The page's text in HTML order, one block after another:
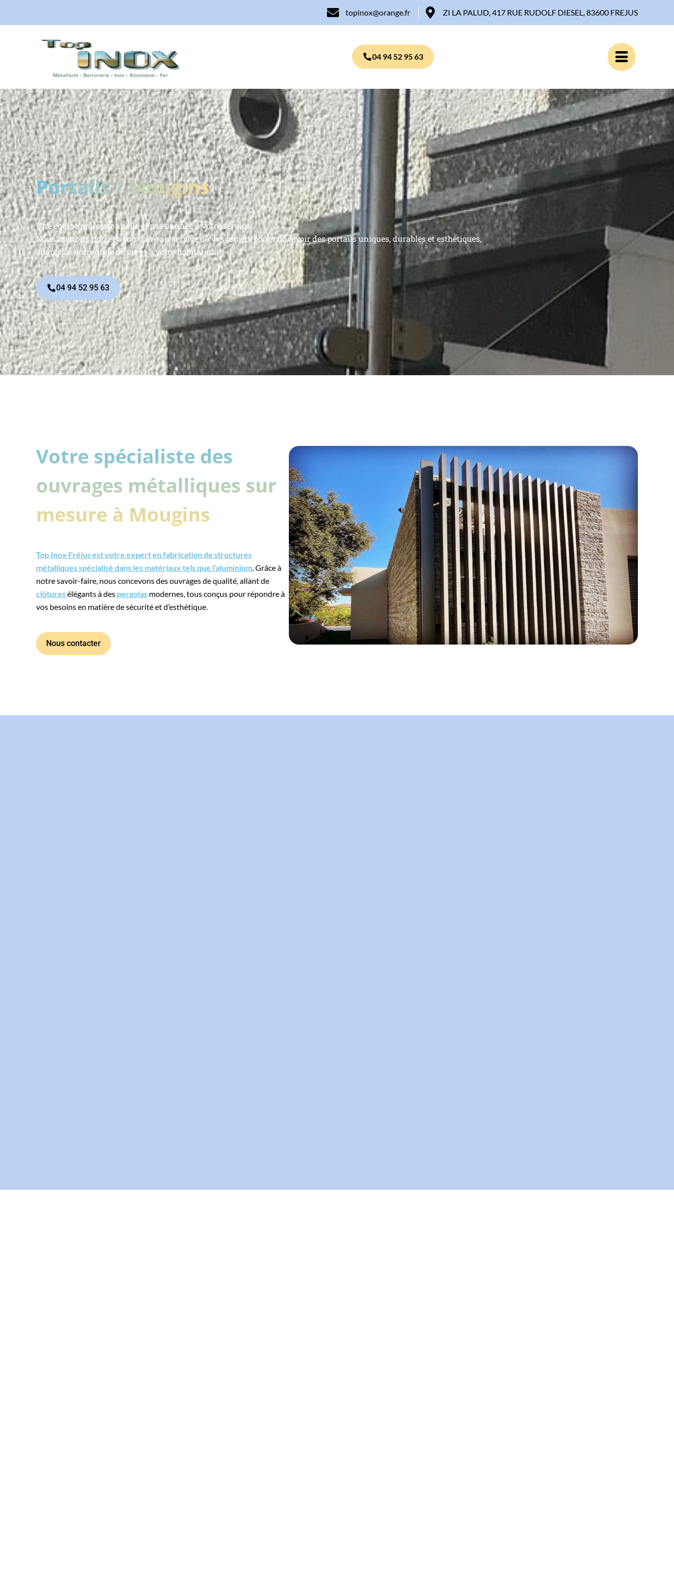
topinox@orange.fr ZI LA PALUD, 417 RUE RUDOLF DIESEL, 83600 FREJUS
04 94 52 95 63
Portails / Mougins
Une équipe professionnelle et passionnée à votre service.
Nous mettons notre savoir-faire au service de vos projets pour concevoir des portails uniques, durables et esthétiques,
adaptés à votre style de vie et à votre habitation.
04 94 52 95 63
Votre spécialiste des
ouvrages métalliques sur
mesure à Mougins
Top Inox Fréjus est votre expert en fabrication de structures
métalliques spécialisé dans les matériaux tels que l’aluminium. Grâce à
notre savoir-faire, nous concevons des ouvrages de qualité, allant de
clôturesélégants à des pergolas modernes, tous conçus pour répondre à
vos besoins en matière de sécurité et d’esthétique.
Nous contacter